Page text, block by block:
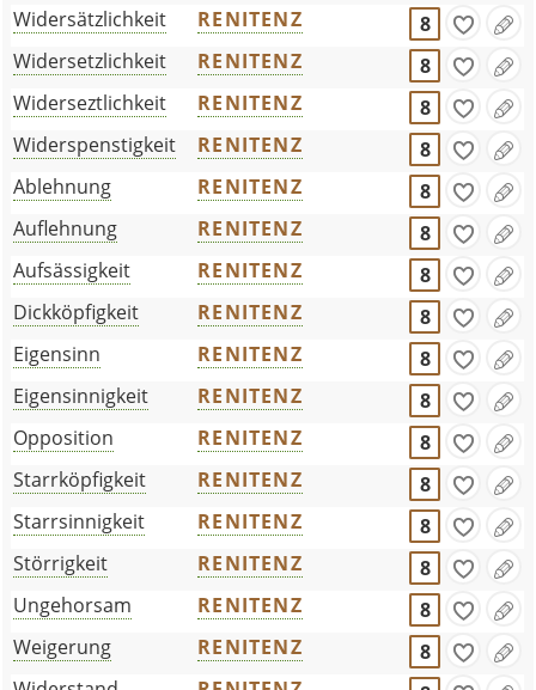
Widersätzlichkeit
RENITENZ
8
Widersetzlichkeit
RENITENZ
8
Widerseztlichkeit
RENITENZ
8
Widerspenstigkeit
RENITENZ
8
Ablehnung
RENITENZ
8
Auflehnung
RENITENZ
8
Aufsässigkeit
RENITENZ
8
Dickköpfigkeit
RENITENZ
8
Eigensinn
RENITENZ
8
Eigensinnigkeit
RENITENZ
8
Opposition
RENITENZ
8
Starrköpfigkeit
RENITENZ
8
Starrsinnigkeit
RENITENZ
8
Störrigkeit
RENITENZ
8
Ungehorsam
RENITENZ
8
Weigerung
RENITENZ
8